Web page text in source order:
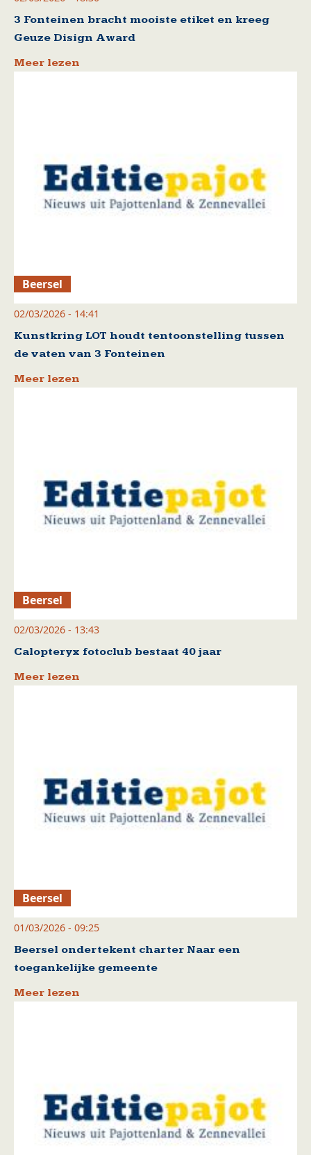
3 Fonteinen bracht mooiste etiket en kreeg
Geuze Disign Award
Meer lezen
Beersel
02/03/2026 - 14:41
Kunstkring LOT houdt tentoonstelling tussen
de vaten van 3 Fonteinen
Meer lezen
Beersel
02/03/2026 - 13:43
Calopteryx fotoclub bestaat 40 jaar
Meer lezen
Beersel
01/03/2026 - 09:25
Beersel ondertekent charter Naar een
toegankelijke gemeente
Meer lezen